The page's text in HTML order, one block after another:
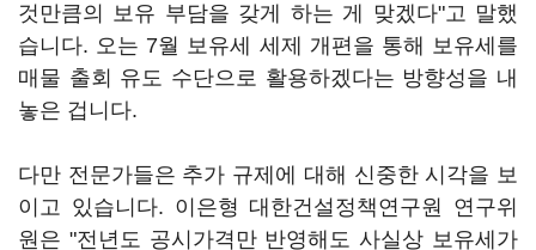
것만큼의 보유 부담을 갖게 하는 게 맞겠다"고 말했
습니다. 오는 7월 보유세 세제 개편을 통해 보유세를
매물 출회 유도 수단으로 활용하겠다는 방향성을 내
놓은 겁니다.
다만 전문가들은 추가 규제에 대해 신중한 시각을 보
이고 있습니다. 이은형 대한건설정책연구원 연구위
원은 "전년도 공시가격만 반영해도 사실상 보유세가